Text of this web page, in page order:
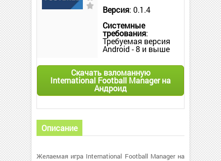
Версия: 0.1.4
Системные
требования:
Требуемая версия
Android - 8 и выше
Скачать взломанную
International Football Manager на
Андроид
Описание
Желаемая игра International Football Manager на